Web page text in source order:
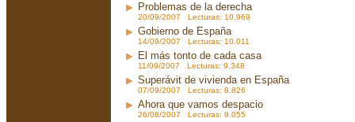
Problemas de la derecha
20/09/2007 Lecturas: 10.969
Gobierno de España
14/09/2007 Lecturas: 10.011
El más tonto de cada casa
11/09/2007 Lecturas: 9.348
Superávit de vivienda en España
07/09/2007 Lecturas: 8.826
Ahora que vamos despacio
26/08/2007 Lecturas: 9.055